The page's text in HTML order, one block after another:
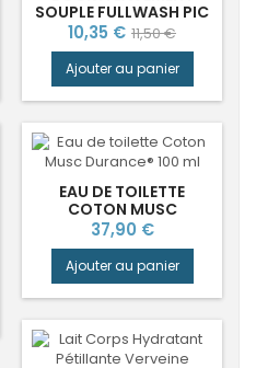
SOUPLE FULLWASH PIC
SOLUTION®
Prix
10,35 € Prix
base
11,50 €
Ajouter au panier
EAU DE TOILETTE
COTON MUSC
DURANCE®
Prix
37,90 €
Ajouter au panier